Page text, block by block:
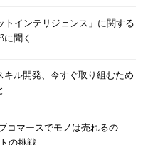
トインテリジェンス」に関する
に聞く
キル開発、今すぐ取り組むため
コマースでモノは売れるの
の挑戦